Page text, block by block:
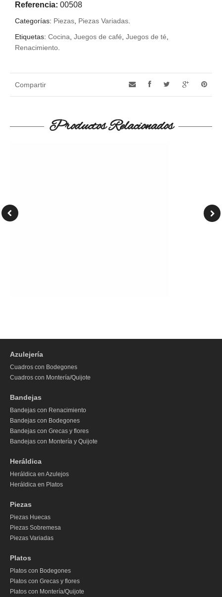
Referencia: 00508
Categorías: Piezas, Piezas Variadas.
Etiquetas: Cocina, Juegos de café, Juegos de té,
Renacimiento.
Compartir
Productos Relacionados
Azulejería
Cuadros con Bodegones
Cuadros con Montería/Quijote
Bandejas
Bandejas con Renacimiento
Bandejas con Bodegones
Bandejas con Grecas y flores
Bandejas con Montería y Quijote
Heráldica
Heráldica en Azulejos
Heráldica en Platos
Piezas
Piezas Huecas
Piezas Sobremesa
Piezas Variadas
Platos
Platos con Bodegones
Platos con Grecas y flores
Platos con Montería/Quijote